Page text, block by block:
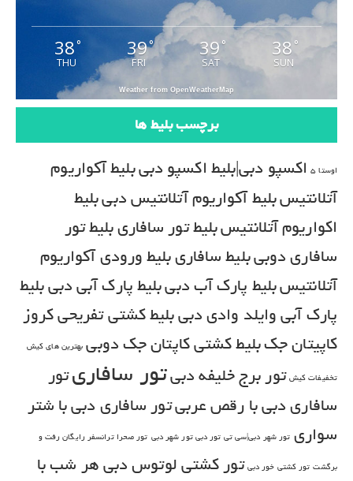
38°
THU
39°
FRI
39°
SAT
38 °
SUN
Weather from OpenWeatherMap
برچسب بلیط ها
اوستا 5 اکسپو دبی|بلیط اکسپو دبیبلیط آکواریوم
آتلانتیسبلیط آکواریوم آتلانتیس دبیبلیط
اکواریوم آتلانتیسبلیط تور سافاریبلیط تور
سافاری دوبیبلیط سافاریبلیط ورودی آکواریوم
آتلانتیسبلیط پارک آب دبیبلیط پارک آبی دبیبلیط
پارک آبی وایلد وادی دبیبلیط کشتی تفریحی کروز
کاپیتان جکبلیط کشتی کاپتان جک دوبی بهترین های کیش
تخفیفات کیش تور برج خلیفه دبیتور سافاریتور
سافاری دبی با رقص عربیتور سافاری دبی با شتر
سواری تور شهر دبی|سی تی تور دبی تور شهر دبی تور صحرا ترانسفر رایگان رفت و
برگشت تور کشتی خور دبی تور کشتی لوتوس دبی هر شب با